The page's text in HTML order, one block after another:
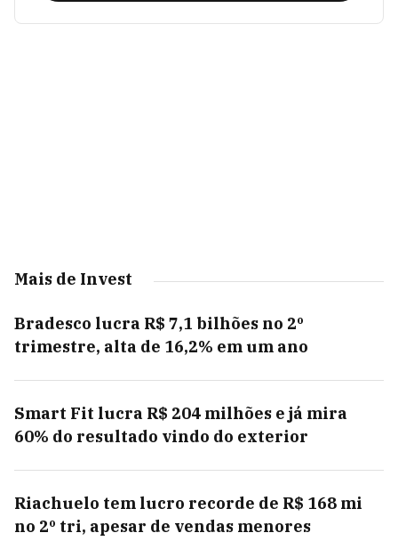
Mais de Invest
Bradesco lucra R$ 7,1 bilhões no 2º
trimestre, alta de 16,2% em um ano
Smart Fit lucra R$ 204 milhões e já mira
60% do resultado vindo do exterior
Riachuelo tem lucro recorde de R$ 168 mi
no 2º tri, apesar de vendas menores